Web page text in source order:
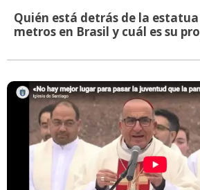
Quién está detrás de la
metros en Brasil y cuál es su